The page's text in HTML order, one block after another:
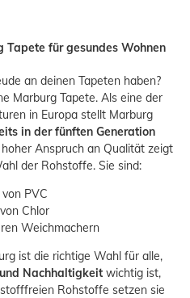
für gesundes Wohnen
an deinen Tapeten haben?
Marburg Tapete. Als eine der
in Europa stellt Marburg
in der fünften Generation
Anspruch an Qualität zeigt
der Rohstoffe. Sie sind:
PVC
Chlor
Weichmachern
ist die richtige Wahl für alle,
Nachhaltigkeit wichtig ist,
Rohstoffe setzen sie